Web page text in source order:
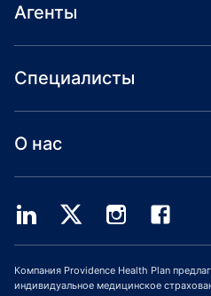
Агенты
Специалисты
О нас
Компания Providence Health Plan
индивидуальное медицинское